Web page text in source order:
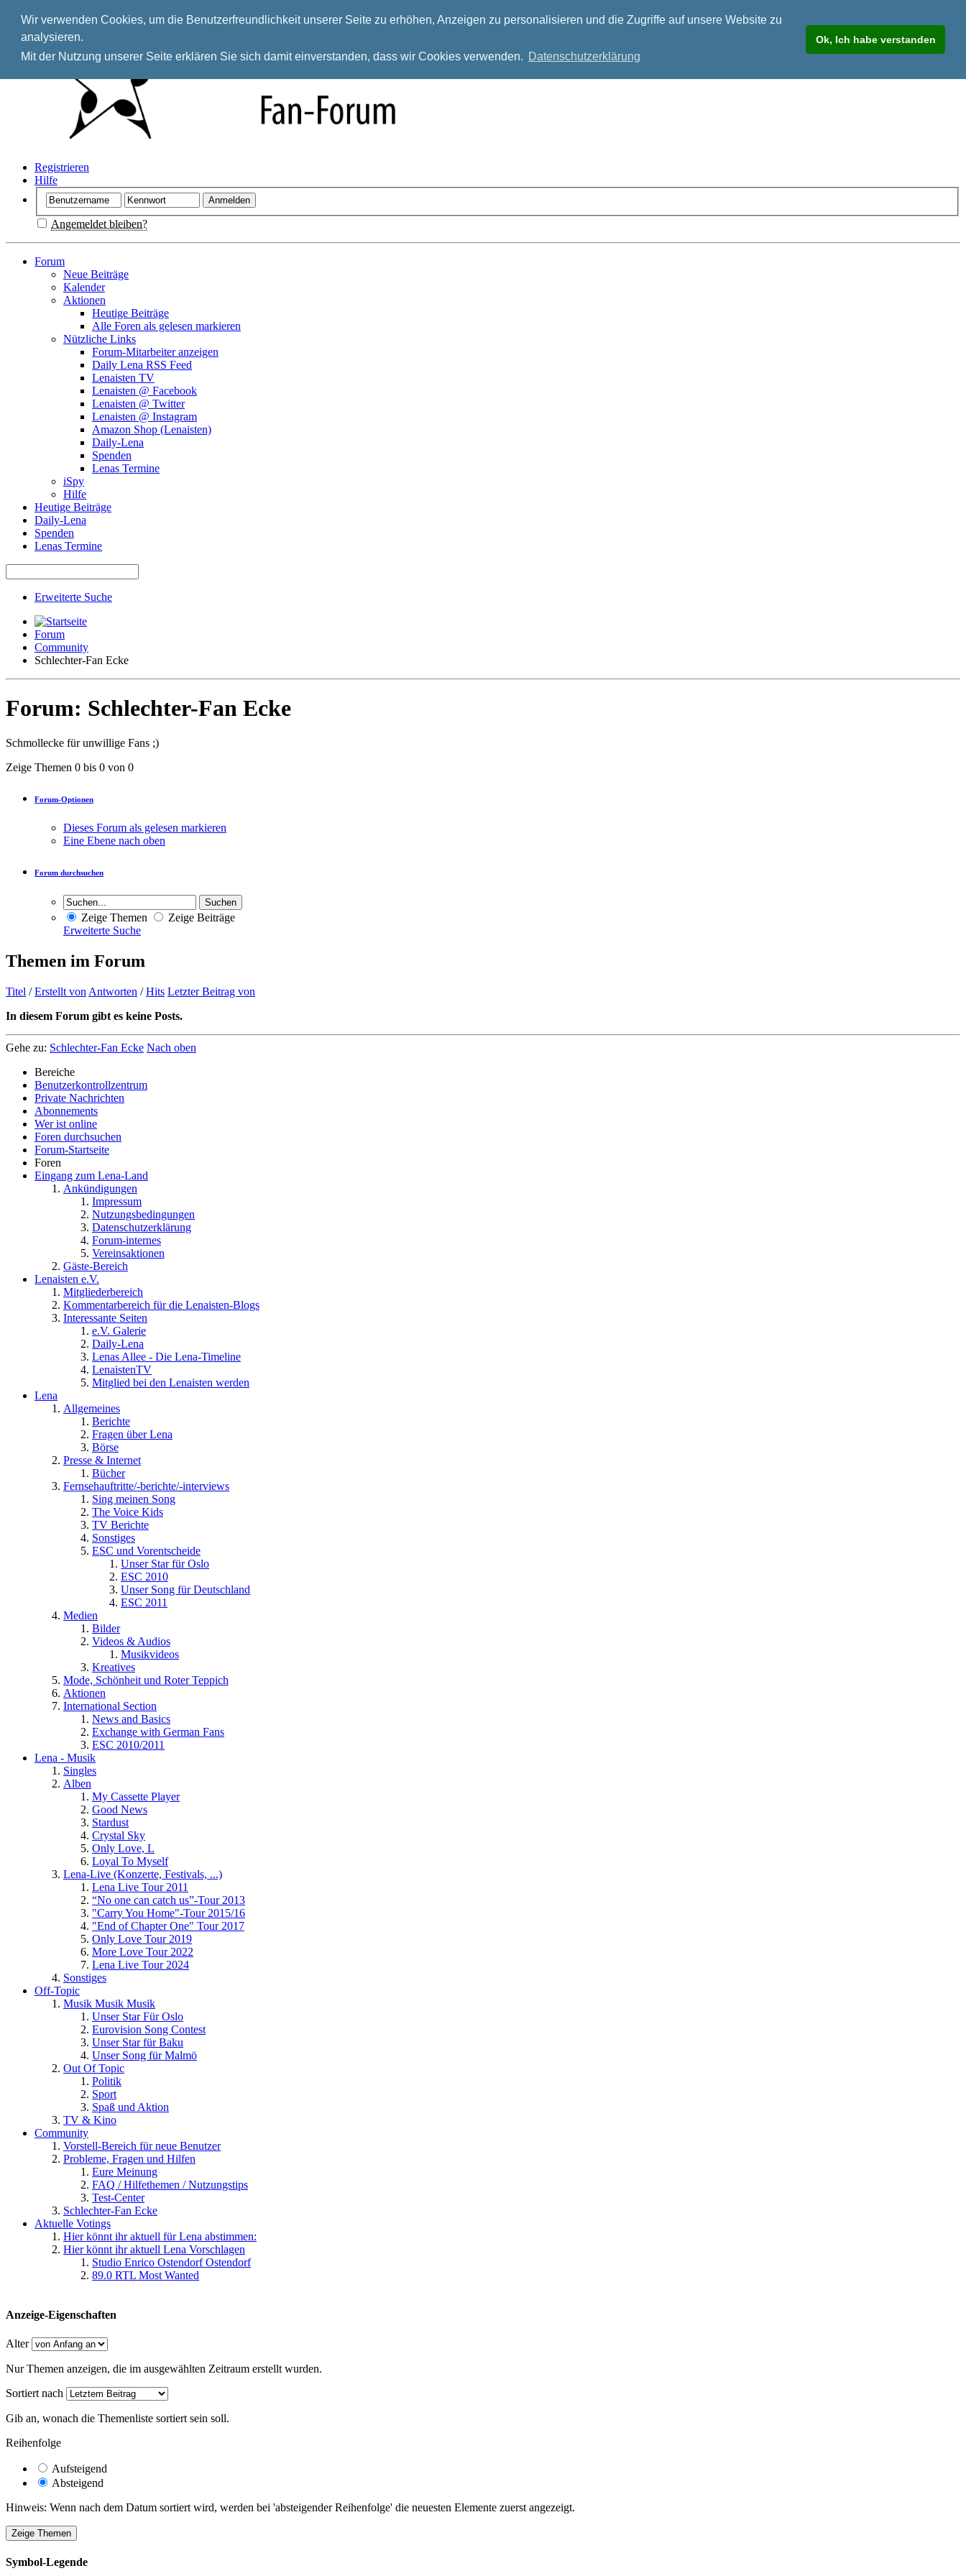
Wir verwenden Cookies, um die Benutzerfreundlichkeit unserer Seite zu erhöhen, Anzeigen zu personalisieren und die Zugriffe auf unsere Website zu
analysieren.
Mit der Nutzung unserer Seite erklären Sie sich damit einverstanden, dass wir Cookies verwenden. Datenschutzerklärung
Ok, Ich habe verstanden
Registrieren
Hilfe
Angemeldet bleiben?
Forum
Neue Beiträge
Kalender
Aktionen
Heutige Beiträge
Alle Foren als gelesen markieren
Nützliche Links
Forum-Mitarbeiter anzeigen
Daily Lena RSS Feed
Lenaisten TV
Lenaisten @ Facebook
Lenaisten @ Twitter
Lenaisten @ Instagram
Amazon Shop (Lenaisten)
Daily-Lena
Spenden
Lenas Termine
iSpy
Hilfe
Heutige Beiträge
Daily-Lena
Spenden
Lenas Termine
Erweiterte Suche
Forum
Community
Schlechter-Fan Ecke
Forum: Schlechter-Fan Ecke
Schmollecke für unwillige Fans ;)
Zeige Themen 0 bis 0 von 0
Forum-Optionen
Dieses Forum als gelesen markieren
Eine Ebene nach oben
Forum durchsuchen
Zeige Themen
Zeige Beiträge
Erweiterte Suche
Themen im Forum
Titel /Erstellt von Antworten /Hits Letzter Beitrag von
In diesem Forum gibt es keine Posts.
Gehe zu: Schlechter-Fan Ecke Nach oben
Bereiche
Benutzerkontrollzentrum
Private Nachrichten
Abonnements
Wer ist online
Foren durchsuchen
Forum-Startseite
Foren
Eingang zum Lena-Land
Ankündigungen
Impressum
Nutzungsbedingungen
Datenschutzerklärung
Forum-internes
Vereinsaktionen
Gäste-Bereich
Lenaisten e.V.
Mitgliederbereich
Kommentarbereich für die Lenaisten-Blogs
Interessante Seiten
e.V. Galerie
Daily-Lena
Lenas Allee - Die Lena-Timeline
LenaistenTV
Mitglied bei den Lenaisten werden
Lena
Allgemeines
Berichte
Fragen über Lena
Börse
Presse & Internet
Bücher
Fernsehauftritte/-berichte/-interviews
Sing meinen Song
The Voice Kids
TV Berichte
Sonstiges
ESC und Vorentscheide
Unser Star für Oslo
ESC 2010
Unser Song für Deutschland
ESC 2011
Medien
Bilder
Videos & Audios
Musikvideos
Kreatives
Mode, Schönheit und Roter Teppich
Aktionen
International Section
News and Basics
Exchange with German Fans
ESC 2010/2011
Lena - Musik
Singles
Alben
My Cassette Player
Good News
Stardust
Crystal Sky
Only Love, L
Loyal To Myself
Lena-Live (Konzerte, Festivals, ...)
Lena Live Tour 2011
“No one can catch us”-Tour 2013
"Carry You Home"-Tour 2015/16
"End of Chapter One" Tour 2017
Only Love Tour 2019
More Love Tour 2022
Lena Live Tour 2024
Sonstiges
Off-Topic
Musik Musik Musik
Unser Star Für Oslo
Eurovision Song Contest
Unser Star für Baku
Unser Song für Malmö
Out Of Topic
Politik
Sport
Spaß und Aktion
TV & Kino
Community
Vorstell-Bereich für neue Benutzer
Probleme, Fragen und Hilfen
Eure Meinung
FAQ / Hilfethemen / Nutzungstips
Test-Center
Schlechter-Fan Ecke
Aktuelle Votings
Hier könnt ihr aktuell für Lena abstimmen:
Hier könnt ihr aktuell Lena Vorschlagen
Studio Enrico Ostendorf Ostendorf
89.0 RTL Most Wanted
Anzeige-Eigenschaften
Alter
Nur Themen anzeigen, die im ausgewählten Zeitraum erstellt wurden.
Sortiert nach
Gib an, wonach die Themenliste sortiert sein soll.
Reihenfolge
Aufsteigend
Absteigend
Hinweis: Wenn nach dem Datum sortiert wird, werden bei 'absteigender Reihenfolge' die neuesten Elemente zuerst angezeigt.
Symbol-Legende